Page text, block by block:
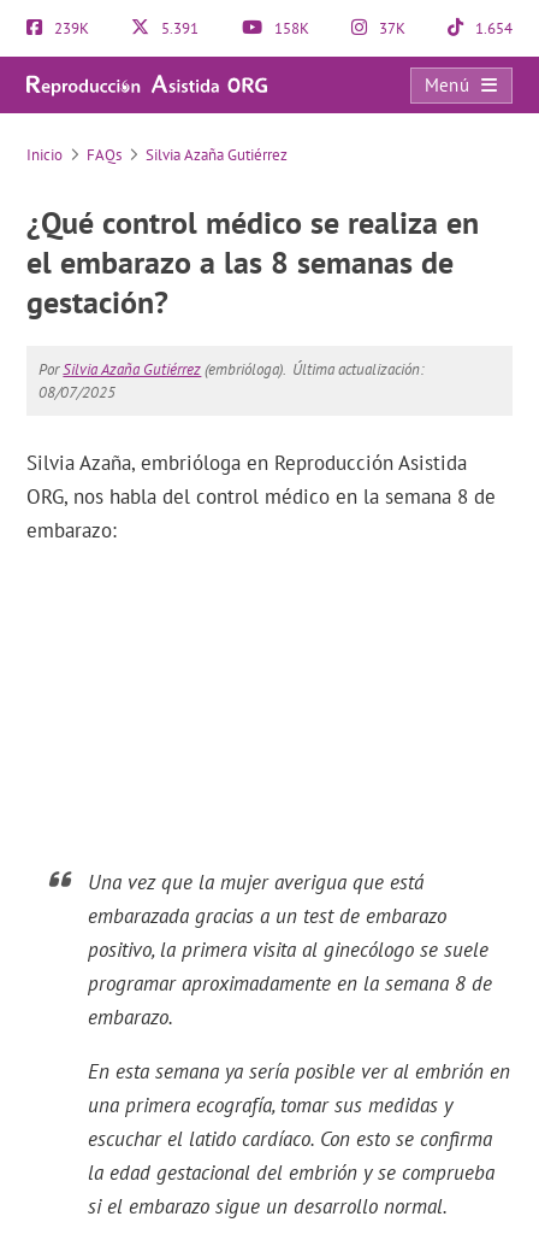
239K 5.391 158K 37K 1.654
Menú
FAQs
Inicio FAQs Silvia Azaña Gutiérrez
¿Qué control médico se realiza en
el embarazo a las 8 semanas de
gestación?
PorSilvia Azaña Gutiérrez(embrióloga). Última actualización:
08/07/2025
Silvia Azaña, embrióloga en Reproducción Asistida
ORG, nos habla del control médico en la semana 8 de
embarazo:
Una vez que la mujer averigua que está
embarazada gracias a un test de embarazo
positivo, la primera visita al ginecólogo se suele
programar aproximadamente en la semana 8 de
embarazo.
En esta semana ya sería posible ver al embrión en
una primera ecografía, tomar sus medidas y
escuchar el latido cardíaco. Con esto se confirma
la edad gestacional del embrión y se comprueba
si el embarazo sigue un desarrollo normal.